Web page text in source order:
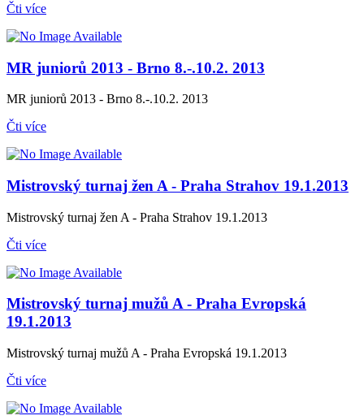
Čti více
MR juniorů 2013 - Brno 8.-.10.2. 2013
MR juniorů 2013 - Brno 8.-.10.2. 2013
Čti více
Mistrovský turnaj žen A - Praha Strahov 19.1.2013
Mistrovský turnaj žen A - Praha Strahov 19.1.2013
Čti více
Mistrovský turnaj mužů A - Praha Evropská
19.1.2013
Mistrovský turnaj mužů A - Praha Evropská 19.1.2013
Čti více